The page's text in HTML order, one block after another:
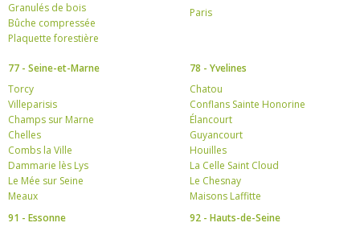
Granulés de bois
Bûche compressée
Plaquette forestière
Paris
77 - Seine-et-Marne
Torcy
Villeparisis
Champs sur Marne
Chelles
Combs la Ville
Dammarie lès Lys
Le Mée sur Seine
Meaux
78 - Yvelines
Chatou
Conflans Sainte Honorine
Élancourt
Guyancourt
Houilles
La Celle Saint Cloud
Le Chesnay
Maisons Laffitte
91 - Essonne
92 - Hauts-de-Seine